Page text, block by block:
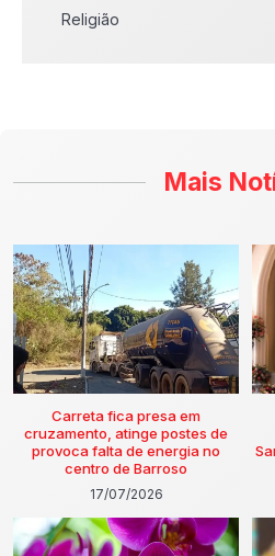
Religião
Mais
Carreta fica presa em
cruzamento, atinge postes de
provoca falta de energia no
centro de Barroso
17/07/2026